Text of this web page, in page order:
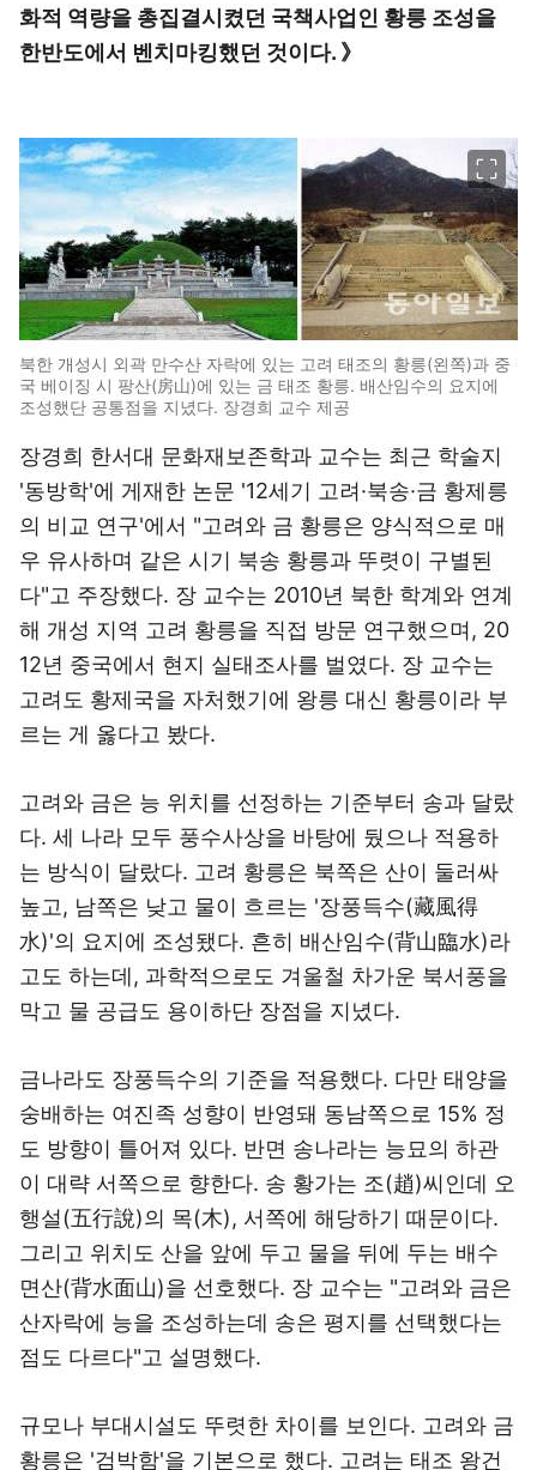
화적 역량을 총집결시켰던 국책사업인 황릉 조성을
한반도에서 벤치마킹했던 것이다. 》
북한 개성시 외곽 만수산 자락에 있는 고려 태조의 황릉(왼쪽)과 중
국 베이징 시 팡산(房山)에 있는 금 태조 황릉. 배산임수의 요지에
조성했단 공통점을 지녔다. 장경희 교수 제공
장경희 한서대 문화재보존학과 교수는 최근 학술지
'동방학'에 게재한 논문 '12세기 고려·북송·금 황제릉
의 비교 연구'에서 "고려와 금 황릉은 양식적으로 매
우 유사하며 같은 시기 북송 황릉과 뚜렷이 구별된
다"고 주장했다. 장 교수는 2010년 북한 학계와 연계
해 개성 지역 고려 황릉을 직접 방문 연구했으며, 20
12년 중국에서 현지 실태조사를 벌였다. 장 교수는
고려도 황제국을 자처했기에 왕릉 대신 황릉이라 부
르는 게 옳다고 봤다.
고려와 금은 능 위치를 선정하는 기준부터 송과 달랐
다. 세 나라 모두 풍수사상을 바탕에 뒀으나 적용하
는 방식이 달랐다. 고려 황릉은 북쪽은 산이 둘러싸
높고, 남쪽은 낮고 물이 흐르는 '장풍득수(藏風得
水)'의 요지에 조성됐다. 흔히 배산임수(背山臨水)라
고도 하는데, 과학적으로도 겨울철 차가운 북서풍을
막고 물 공급도 용이하단 장점을 지녔다.
금나라도 장풍득수의 기준을 적용했다. 다만 태양을
숭배하는 여진족 성향이 반영돼 동남쪽으로 15% 정
도 방향이 틀어져 있다. 반면 송나라는 능묘의 하관
이 대략 서쪽으로 향한다. 송 황가는 조(趙)씨인데 오
행설(五行說)의 목(木), 서쪽에 해당하기 때문이다.
그리고 위치도 산을 앞에 두고 물을 뒤에 두는 배수
면산(背水面山)을 선호했다. 장 교수는 "고려와 금은
산자락에 능을 조성하는데 송은 평지를 선택했다는
점도 다르다"고 설명했다.
규모나 부대시설도 뚜렷한 차이를 보인다. 고려와 금
황릉은 '검박함'을 기본으로 했다. 고려는 태조 왕건